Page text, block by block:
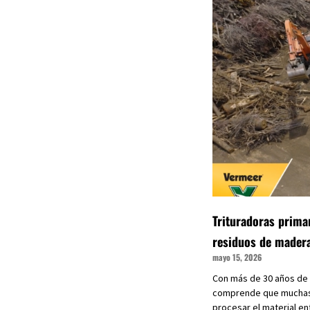
Trituradoras
residuos de
mayo 15, 2026
Con más de 30 años
comprende que
procesar el material